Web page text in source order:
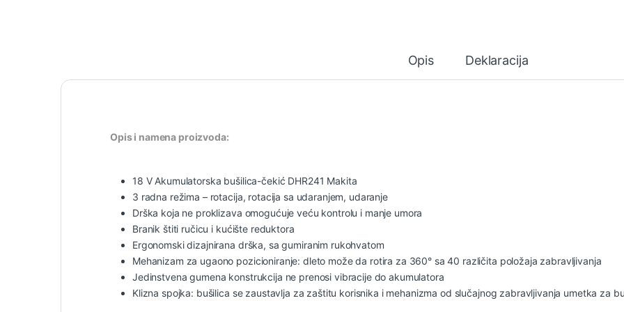
Opis Deklaracija
Opis i namena proizvoda:
18 V Akumulatorska bušilica-čekić DHR241 Makita
3 radna režima – rotacija, rotacija sa udaranjem, udaranje
Drška koja ne proklizava omogućuje veću kontrolu i manje umora
Branik štiti ručicu i kućište reduktora
Ergonomski dizajnirana drška, sa gumiranim rukohvatom
Mehanizam za ugaono pozicioniranje: dleto može da rotira za 360° sa 40 različita položaja zabravljivanja
Jedinstvena gumena konstrukcija ne prenosi vibracije do akumulatora
Klizna spojka: bušilica se zaustavlja za zaštitu korisnika i mehanizma od slučajnog zabravljivanja umetka za